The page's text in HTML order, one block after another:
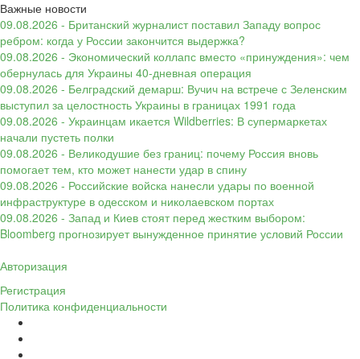
Важные новости
09.08.2026 - Британский журналист поставил Западу вопрос
ребром: когда у России закончится выдержка?
09.08.2026 - Экономический коллапс вместо «принуждения»: чем
обернулась для Украины 40-дневная операция
09.08.2026 - Белградский демарш: Вучич на встрече с Зеленским
выступил за целостность Украины в границах 1991 года
09.08.2026 - Украинцам икается Wildberries: В супермаркетах
начали пустеть полки
09.08.2026 - Великодушие без границ: почему Россия вновь
помогает тем, кто может нанести удар в спину
09.08.2026 - Российские войска нанесли удары по военной
инфраструктуре в одесском и николаевском портах
09.08.2026 - Запад и Киев стоят перед жестким выбором:
Bloomberg прогнозирует вынужденное принятие условий России
Авторизация
Регистрация
Политика конфиденциальности